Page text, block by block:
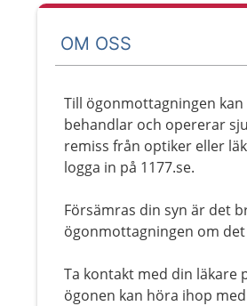
OM OSS
Till ögonmottagningen
behandlar och opererar
remiss från optiker eller
logga in på 1177.se.
Försämras din syn är det
ögonmottagningen om
Ta kontakt med din
ögonen kan höra ihop